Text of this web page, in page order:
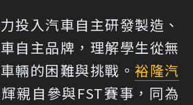
投入汽車自主研發製造、
自主品牌，理解學生從無
輛的困難與挑戰。 裕隆汽
親自參與FST賽事，同為